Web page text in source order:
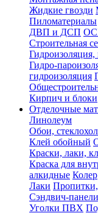
Жидкие гвозди
Пиломатериалы
ДВП и ДСП
Строительная
Гидро-
гидроизоляция
Кирпич и блоки
Отделочные
Линолеум
Обои,
Клей обойный
Краски, лаки,
Краска для
алкидные Колер
Лаки Пропитки,
Сэндвич-
Уголки ПВХ